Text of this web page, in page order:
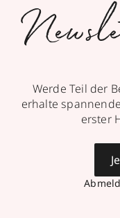
Werde Teil der
erhalte
erster